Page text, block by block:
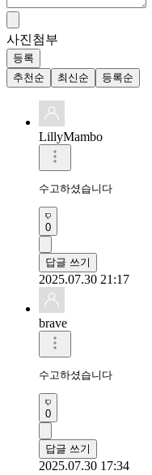
사진첨부
등록
추천순
최신순 등록순
LillyMambo
수고하셨습니다
0
답글 쓰기
2025.07.30 21:17
brave
수고하셨습니다
0
답글 쓰기
2025.07.30 17:34